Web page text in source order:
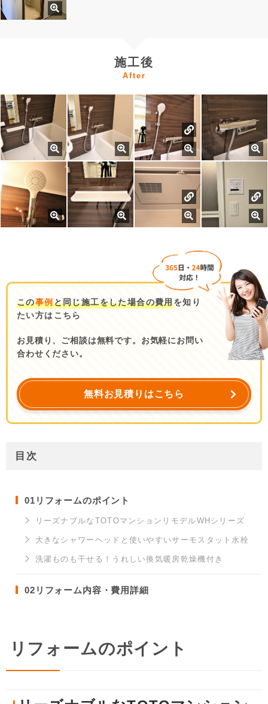
施工後
After
この事例と同じ施工をした場合の費用を知り
たい方はこちら
お見積り、ご相談は無料です。お気軽にお問い
合わせください。
無料お見積りはこちら
目次
01 リフォームのポイント
リーズナブルなTOTOマンションリモデルWHシリーズ
大きなシャワーヘッドと使いやすいサーモスタット水栓
洗濯ものも干せる！うれしい換気暖房乾燥機付き
02 リフォーム内容・費用詳細
リフォームのポイント